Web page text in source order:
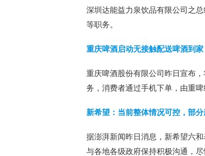
深圳达能益力泉饮品有限公司之
等职务。
重庆啤酒启动无接触配送啤酒到家
重庆啤酒股份有限公司昨日宣布
务，消费者通过手机下单，由重
新希望：当前整体情况可控，部
据澎湃新闻昨日消息，新希望六
与各地各级政府保持积极沟通，